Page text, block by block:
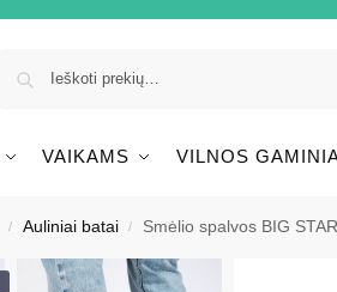
VAIKAMS VILNOS
/ Auliniai batai / Smėlio spalvos BIG